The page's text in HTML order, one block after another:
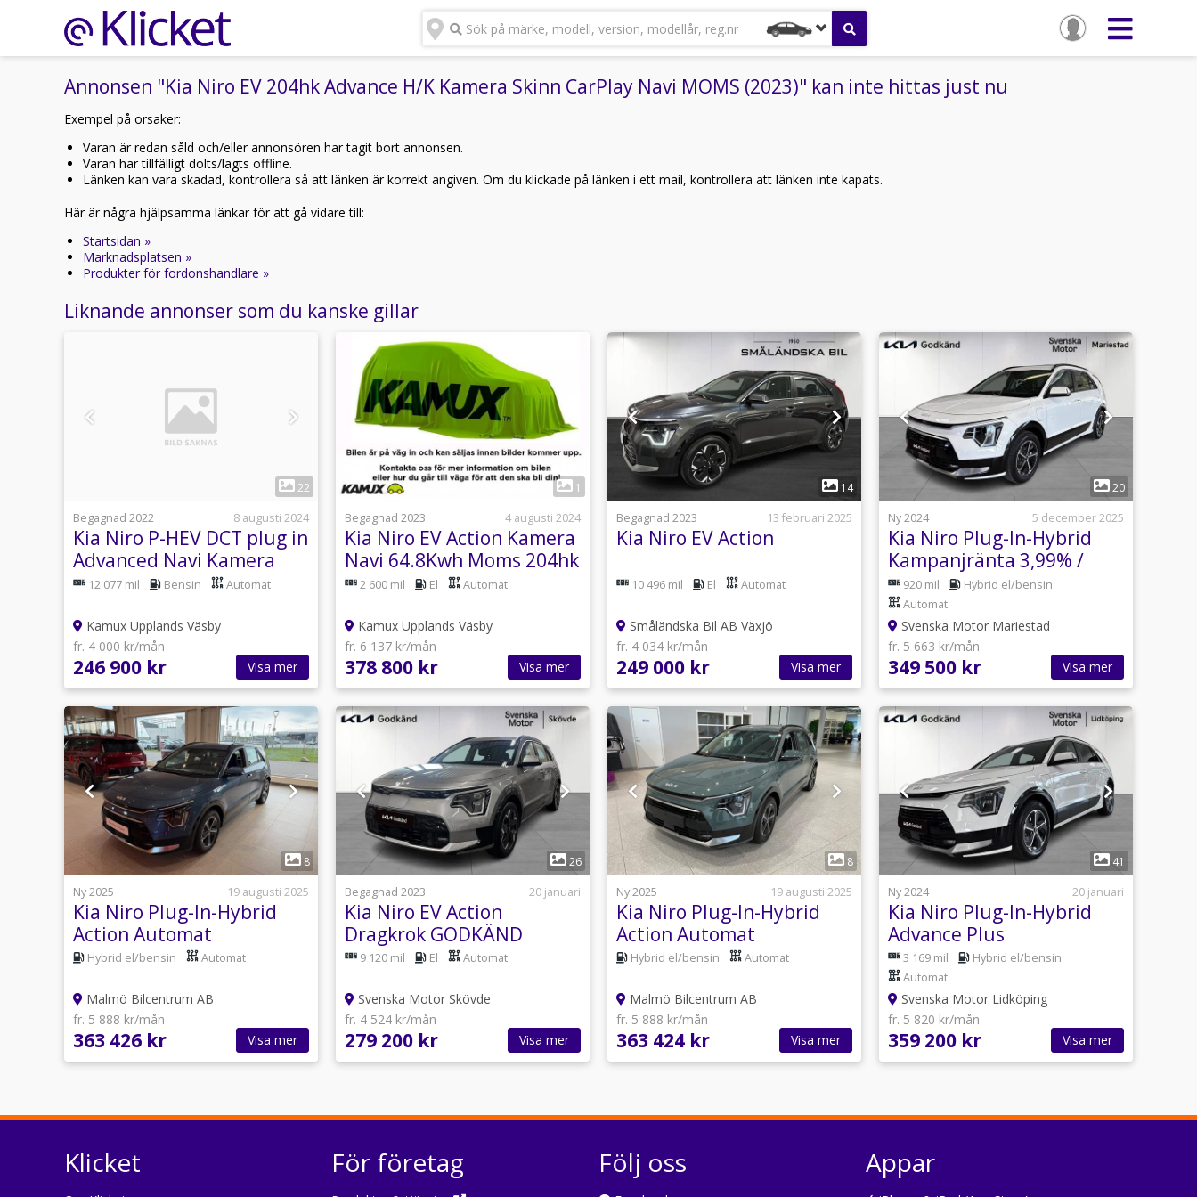
Sök på märke, modell, version, modellår, reg.nr
Annonsen "Kia Niro EV 204hk Advance H/K Kamera Skinn CarPlay Navi MOMS (2023)" kan inte hittas just nu
Exempel på orsaker:
Varan är redan såld och/eller annonsören har tagit bort annonsen.
Varan har tillfälligt dolts/lagts offline.
Länken kan vara skadad, kontrollera så att länken är korrekt angiven. Om du klickade på länken i ett mail, kontrollera att länken inte kapats.
Här är några hjälpsamma länkar för att gå vidare till:
Startsidan »
Marknadsplatsen »
Produkter för fordonshandlare »
Liknande annonser som du kanske gillar
22
Begagnad 2022
8 augusti 2024
Kia Niro P-HEV DCT plug in
Advanced Navi Kamera
141hk
12 077 mil Bensin Automat
Kamux Upplands Väsby
fr. 4 000 kr/mån
246 900 kr Visa mer
1
Begagnad 2023
4 augusti 2024
Kia Niro EV Action Kamera
Navi 64.8Kwh Moms 204hk
2 600 mil El Automat
Kamux Upplands Väsby
fr. 6 137 kr/mån
378 800 kr Visa mer
1
14
Begagnad 2023
13 februari 2025
Kia Niro EV Action
10 496 mil El Automat
Småländska Bil AB Växjö
fr. 4 034 kr/mån
249 000 kr Visa mer
1
20
Ny 2024
5 december 2025
Kia Niro Plug-In-Hybrid
Kampanjränta 3,99% /
Plug-in Action I
Backkamera
920 mil
Hybrid el/bensin
Automat
Svenska Motor Mariestad
fr. 5 663 kr/mån
349 500 kr Visa mer
1
8
Ny 2025
19 augusti 2025
Kia Niro Plug-In-Hybrid
Action Automat
Hybrid el/bensin Automat
Malmö Bilcentrum AB
fr. 5 888 kr/mån
363 426 kr Visa mer
1
26
Begagnad 2023
20 januari
Kia Niro EV Action
Dragkrok GODKÄND
Service 6 månaders fri
9 120 mil El Automat
Svenska Motor Skövde
fr. 4 524 kr/mån
279 200 kr Visa mer
1
8
Ny 2025
19 augusti 2025
Kia Niro Plug-In-Hybrid
Action Automat
Hybrid el/bensin Automat
Malmö Bilcentrum AB
fr. 5 888 kr/mån
363 424 kr Visa mer
1
41
Ny 2024
20 januari
Kia Niro Plug-In-Hybrid
Advance Plus
3 169 mil
Hybrid el/bensin
Automat
Svenska Motor Lidköping
fr. 5 820 kr/mån
359 200 kr Visa mer
Klicket För företag Följ oss Appar